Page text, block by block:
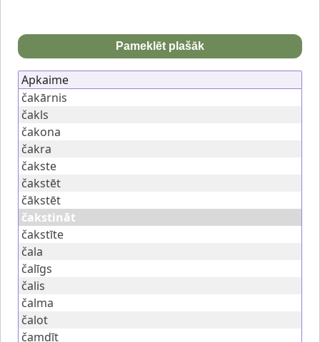
Pameklēt plašāk
Apkaime
čakārnis
čakls
čakona
čakra
čakste
čakstēt
čākstēt
čakstināt
čakstīte
čala
čalīgs
čalis
čalma
čalot
čamdīt